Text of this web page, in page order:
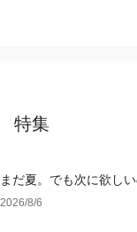
特集
まだ夏。でも次に欲し
2026/8/6